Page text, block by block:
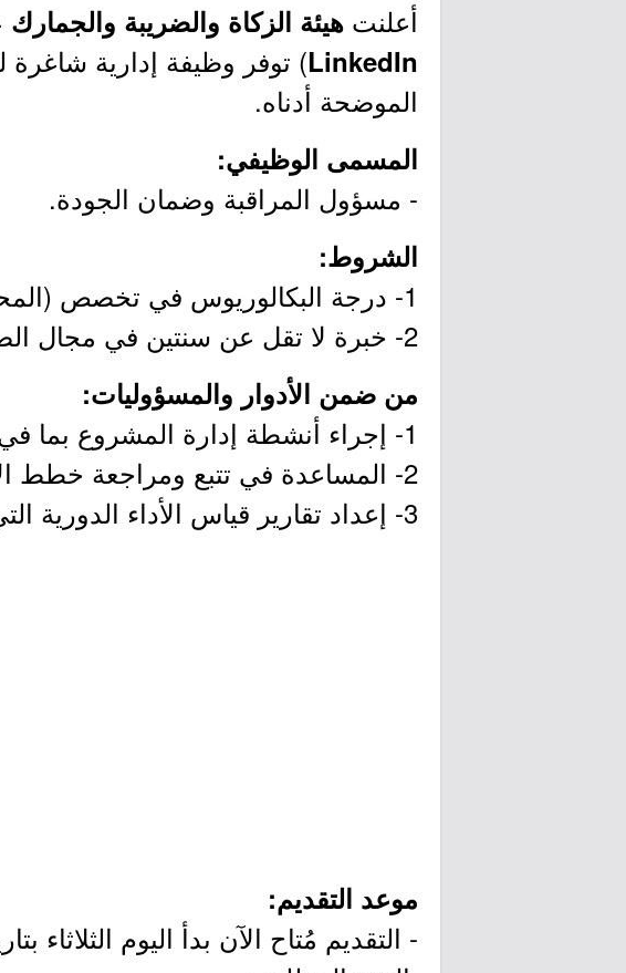
أعلنت هيئة الزكاة والضريبة والجمارك
LinkedIn) توفر وظيفة إدارية شاغرة
الموضحة أدناه.
المسمى الوظيفي:
- مسؤول المراقبة وضمان الجودة.
الشروط:
1- درجة البكالوريوس في تخصص (المحاسبة، المالية، إدارة الأعمال) أو ما يعادلها.
2- خبرة لا تقل عن سنتين في مجال الضرائب أو القطاع المالي.
من ضمن الأدوار والمسؤوليات:
1- إجراء أنشطة إدارة المشروع بما في ذلك تحديد الموارد أو الميزانية المطلوبة وتطوير تقارير.
2- المساعدة في تتبع ومراجعة خطط الإدارات مقابل المعالم وتحديد الثغرات وفرص التحسين.
3- إعداد تقارير قياس الأداء الدورية التي تسلط الضوء على نتائج الأداء والتحليل وخطط التحسين.
موعد التقديم: